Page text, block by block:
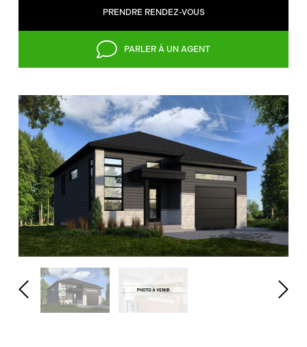
PRENDRE RENDEZ-VOUS
PARLER À UN AGENT